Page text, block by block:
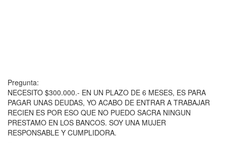
Pregunta:
NECESITO $300.000.- EN UN PLAZO DE 6 MESES, ES PARA
PAGAR UNAS DEUDAS, YO ACABO DE ENTRAR A TRABAJAR
RECIEN ES POR ESO QUE NO PUEDO SACRA NINGUN
PRESTAMO EN LOS BANCOS. SOY UNA MUJER
RESPONSABLE Y CUMPLIDORA.